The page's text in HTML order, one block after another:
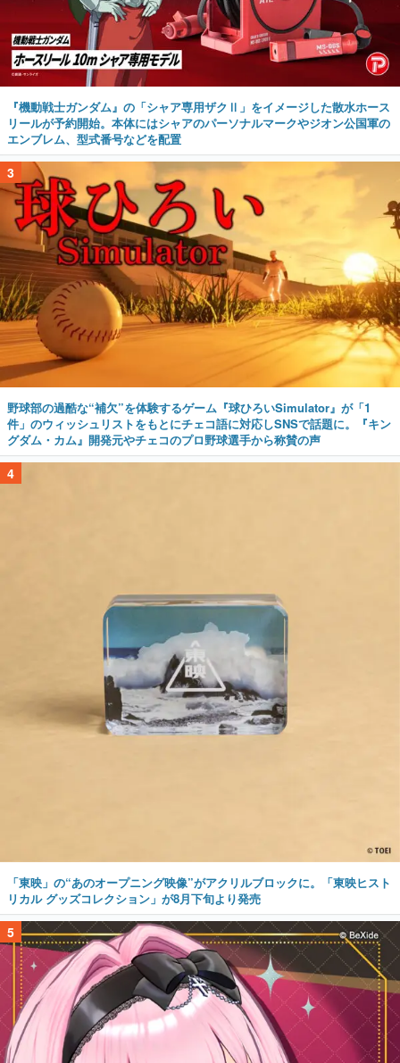
『機動戦士ガンダム』の「シャア専用ザクⅡ」をイメージした散水ホース
リールが予約開始。本体にはシャアのパーソナルマークやジオン公国軍の
エンブレム、型式番号などを配置
3
野球部の過酷な“補欠”を体験するゲーム『球ひろいSimulator』が「1
件」のウィッシュリストをもとにチェコ語に対応しSNSで話題に。『キン
グダム・カム』開発元やチェコのプロ野球選手から称賛の声
4
「東映」の“あのオープニング映像”がアクリルブロックに。「東映ヒスト
リカル グッズコレクション」が8月下旬より発売
5